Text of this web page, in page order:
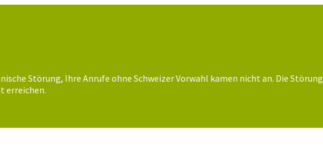
Störung, Ihre Anrufe ohne Schweizer Vorwahl kamen nicht an. Die Störung
erreichen.